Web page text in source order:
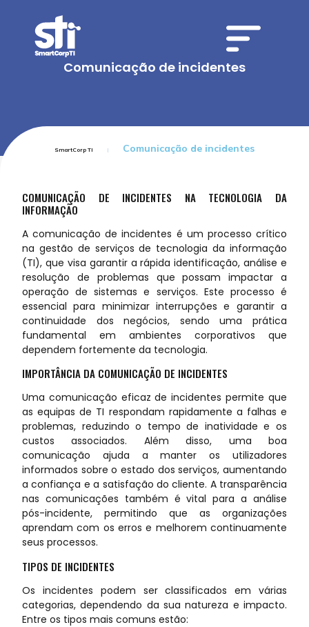
Comunicação de incidentes
SmartCorp TI Comunicação de incidentes
COMUNICAÇÃO DE INCIDENTES NA TECNOLOGIA DA
INFORMAÇÃO
A comunicação de incidentes é um processo crítico
na gestão de serviços de tecnologia da informação
(TI), que visa garantir a rápida identificação, análise e
resolução de problemas que possam impactar a
operação de sistemas e serviços. Este processo é
essencial para minimizar interrupções e garantir a
continuidade dos negócios, sendo uma prática
fundamental em ambientes corporativos que
dependem fortemente da tecnologia.
IMPORTÂNCIA DA COMUNICAÇÃO DE INCIDENTES
Uma comunicação eficaz de incidentes permite que
as equipas de TI respondam rapidamente a falhas e
problemas, reduzindo o tempo de inatividade e os
custos associados. Além disso, uma boa
comunicação ajuda a manter os utilizadores
informados sobre o estado dos serviços, aumentando
a confiança e a satisfação do cliente. A transparência
nas comunicações também é vital para a análise
pós-incidente, permitindo que as organizações
aprendam com os erros e melhorem continuamente
seus processos.
TIPOS DE INCIDENTES
Os incidentes podem ser classificados em várias
categorias, dependendo da sua natureza e impacto.
Entre os tipos mais comuns estão: